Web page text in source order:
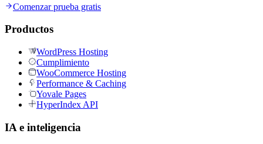
Comenzar prueba gratis
Productos
WordPress Hosting
Cumplimiento
WooCommerce Hosting
Performance & Caching
Yovale Pages
HyperIndex API
IA e inteligencia